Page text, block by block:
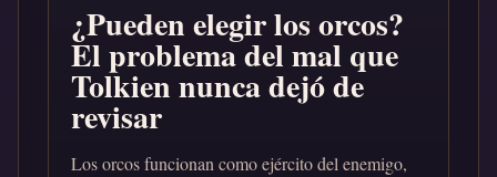
¿Pueden elegir los orcos?
El problema del mal que
Tolkien nunca dejó de
revisar
Los orcos funcionan como ejército del enemigo,